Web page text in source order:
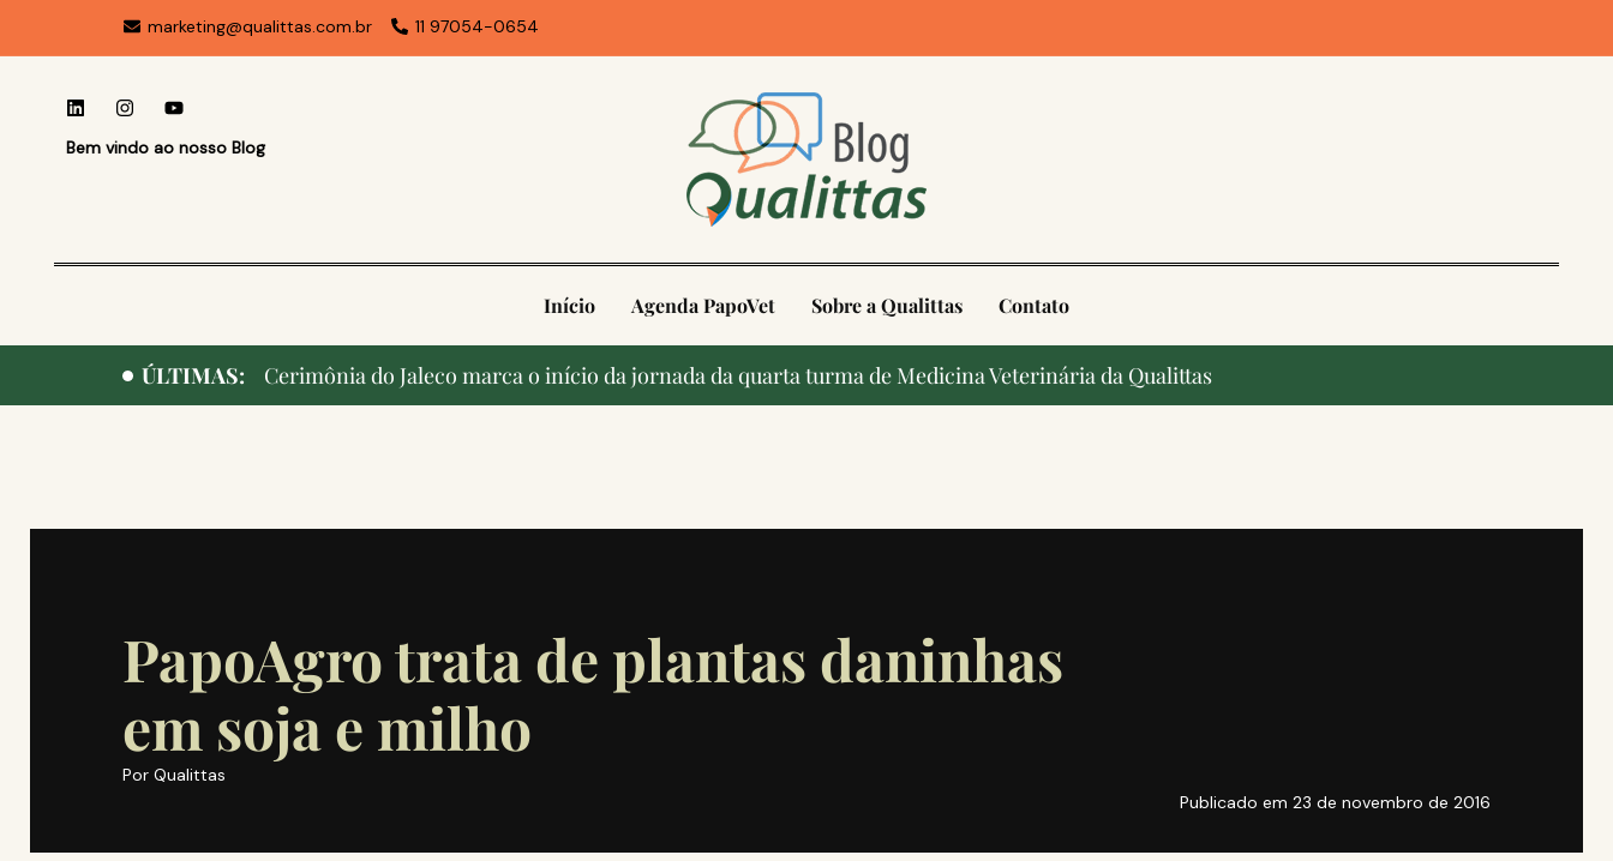
marketing@qualittas.com.br 11 97054-0654
Bem vindo ao nosso Blog
Início Agenda PapoVet Sobre a Qualittas Contato
ÚLTIMAS: Cerimônia do Jaleco marca o início da jornada da quarta turma de Medicina Veterinária da Qualittas
PapoAgro trata de plantas daninhas
em soja e milho
Por Qualittas
Publicado em 23 de novembro de 2016